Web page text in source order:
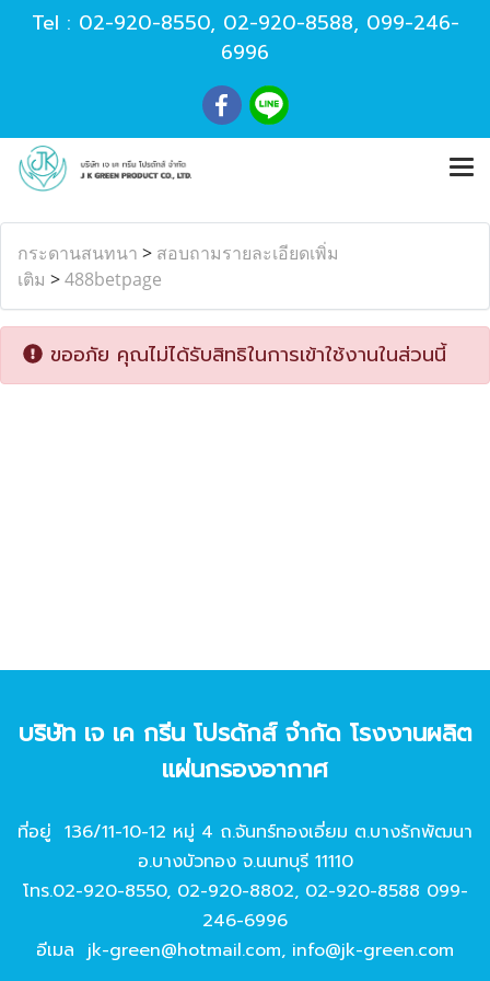
Tel : 02-920-8550, 02-920-8588, 099-246-
6996
กระดานสนทนา > สอบถามรายละเอียดเพิ่ม
เติม >488betpage
ขออภัย คุณไม่ได้รับสิทธิในการเข้าใช้งานในส่วนนี้
บริษัท เจ เค กรีน โปรดักส์ จํากัด โรงงานผลิต
แผ่นกรองอากาศ
ที่อยู่ 136/11-10-12 หมู่ 4 ถ.จันทร์ทองเอี่ยม ต.บางรักพัฒนา
อ.บางบัวทอง จ.นนทบุรี 11110
โทร.02-920-8550, 02-920-8802, 02-920-8588 099-
246-6996
อีเมล jk-green@hotmail.com, info@jk-green.com